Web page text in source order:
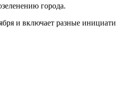
города.
и включает разные